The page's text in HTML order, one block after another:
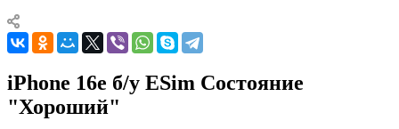
iPhone 16e б/у ESim Состояние
"Хороший"